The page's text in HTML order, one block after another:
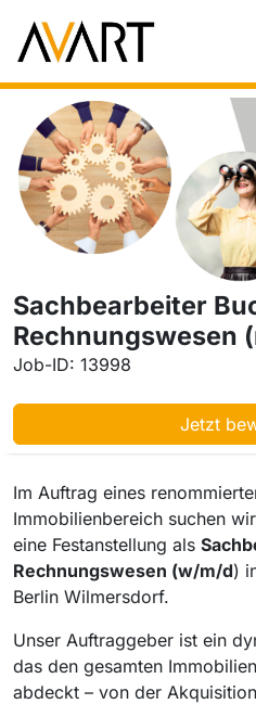
Sachbearbeiter
Rechnungswesen
Job-ID: 13998
Jetzt
Im Auftrag eines
Immobilienbereich suchen
eine Festanstellung als
Rechnungswesen (w/m/d)
Berlin Wilmersdorf.
Unser Auftraggeber ist ein
das den gesamten
abdeckt – von der